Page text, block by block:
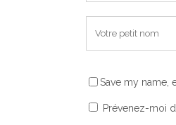
Save my name,
Prévenez-moi